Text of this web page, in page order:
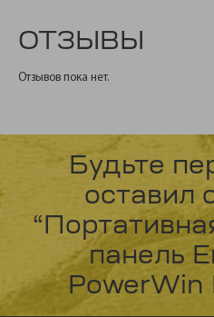
ОТЗЫВЫ
Отзывов пока нет.
Будьте
оставил
панель
PowerWin